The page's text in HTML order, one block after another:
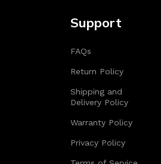
Support
FAQs
Return Policy
Shipping and
Delivery Policy
Warranty Policy
Privacy Policy